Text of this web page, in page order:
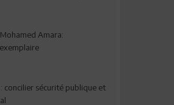
Amara:
exemplaire
: concilier sécurité publique et